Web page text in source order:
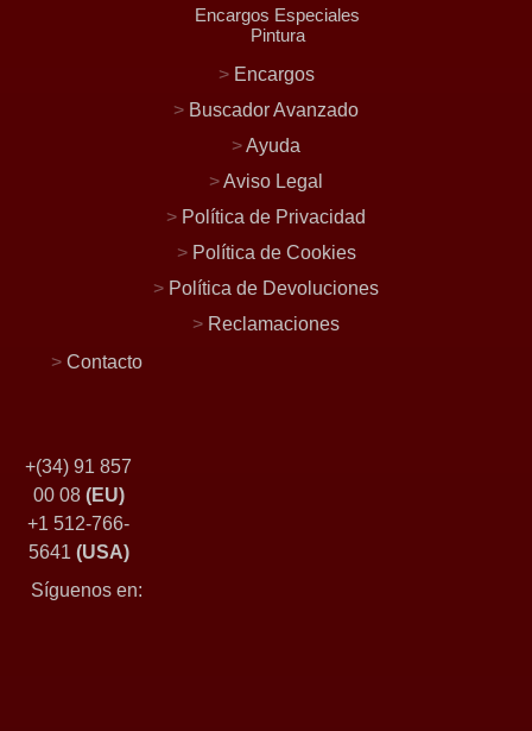
Encargos Especiales
Pintura
> Encargos
> Buscador Avanzado
>Ayuda
>Aviso Legal
> Política de Privacidad
> Política de Cookies
> Política de Devoluciones
> Reclamaciones
> Contacto
+(34) 91 857
00 08 (EU)
+1 512-766-
5641 (USA)
Síguenos en: